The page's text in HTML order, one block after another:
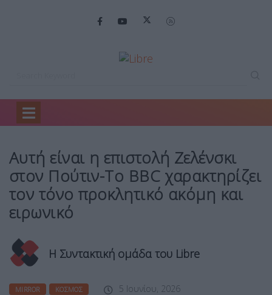
Home
Αυτή είναι η επιστολή Ζελένσκι
στον Πούτιν-Το BBC χαρακτηρίζει
τον τόνο προκλητικό ακόμη και
ειρωνικό
Η Συντακτική ομάδα του Libre
MIRROR ΚΌΣΜΟΣ 5 Ιουνίου, 2026